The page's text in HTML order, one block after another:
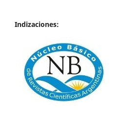
Indizaciones: